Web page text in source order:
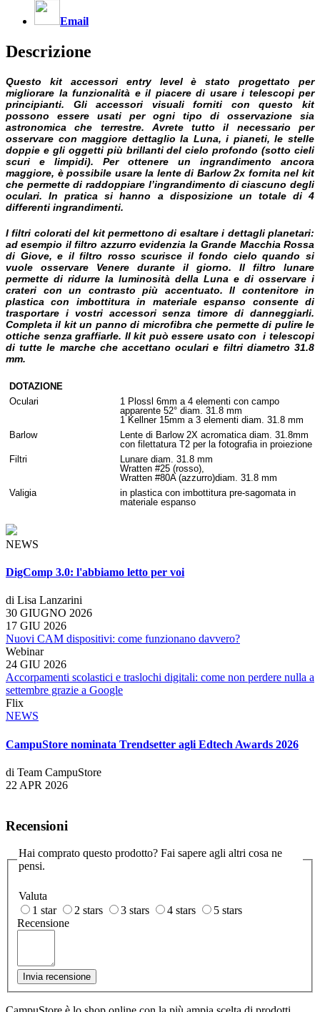
Email
Descrizione
Questo kit accessori entry level è stato progettato per
migliorare la funzionalità e il piacere di usare i telescopi per
principianti. Gli accessori visuali forniti con questo kit
possono essere usati per ogni tipo di osservazione sia
astronomica che terrestre. Avrete tutto il necessario per
osservare con maggiore dettaglio la Luna, i pianeti, le stelle
doppie e gli oggetti più brillanti del cielo profondo (sotto cieli
scuri e limpidi). Per ottenere un ingrandimento ancora
maggiore, è possibile usare la lente di Barlow 2x fornita nel kit
che permette di raddoppiare l’ingrandimento di ciascuno degli
oculari. In pratica si hanno a disposizione un totale di 4
differenti ingrandimenti.
I filtri colorati del kit permettono di esaltare i dettagli planetari:
ad esempio il filtro azzurro evidenzia la Grande Macchia Rossa
di Giove, e il filtro rosso scurisce il fondo cielo quando si
vuole osservare Venere durante il giorno. Il filtro lunare
permette di ridurre la luminosità della Luna e di osservare i
crateri con un contrasto più accentuato. Il contenitore in
plastica con imbottitura in materiale espanso consente di
trasportare i vostri accessori senza timore di danneggiarli.
Completa il kit un panno di microfibra che permette di pulire le
ottiche senza graffiarle. Il kit può essere usato con i telescopi
di tutte le marche che accettano oculari e filtri diametro 31.8
mm.
DOTAZIONE
Oculari
1 Plossl 6mm a 4 elementi con campo
apparente 52° diam. 31.8 mm
1 Kellner 15mm a 3 elementi diam. 31.8 mm
Barlow
Lente di Barlow 2X acromatica diam. 31.8mm
con filettatura T2 per la fotografia in proiezione
Filtri
Lunare diam. 31.8 mm
Wratten #25 (rosso),
Wratten #80A (azzurro)diam. 31.8 mm
Valigia
in plastica con imbottitura pre-sagomata in
materiale espanso
NEWS
DigComp 3.0: l'abbiamo letto per voi
di Lisa Lanzarini
30 GIUGNO 2026
17 GIU 2026
Nuovi CAM dispositivi: come funzionano davvero?
Webinar
24 GIU 2026
Accorpamenti scolastici e traslochi digitali: come non perdere nulla a
settembre grazie a Google
Flix
NEWS
CampuStore nominata Trendsetter agli Edtech Awards 2026
di Team CampuStore
22 APR 2026
Recensioni
Hai comprato questo prodotto? Fai sapere agli altri cosa ne
pensi.
Valuta
1 star
2 stars 3 stars 4 stars
5 stars
Recensione
Invia recensione